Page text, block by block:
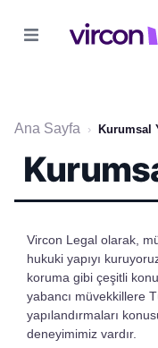
Ana Sayfa › Kurumsal
Vircon Legal olarak,
hukuki yapıyı
koruma gibi çeşitli
yabancı müvekkillere
yapılandırmaları
deneyimimiz vardır.